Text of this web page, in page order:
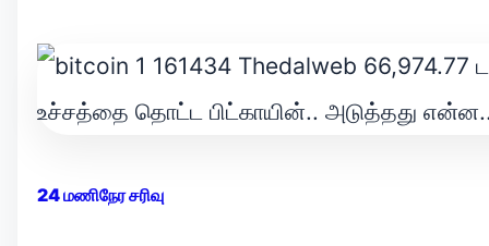
24 மணிநேர சரிவு